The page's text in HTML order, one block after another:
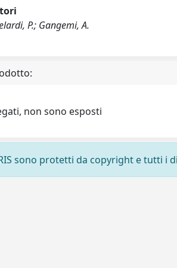
P.; Gangemi, A.
non sono esposti
sono protetti da copyright e tutti i